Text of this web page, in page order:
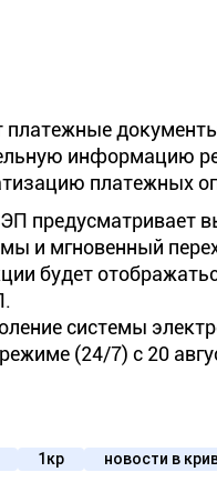
платежные
информацию
платежных
предусматривает
и мгновенный
будет
системы
(24/7) с 20
1кр новости в